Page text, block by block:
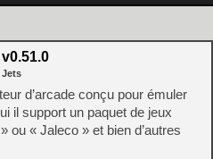
Jets
d’arcade conçu pour émuler
il support un paquet de jeux
ou « Jaleco » et bien d’autres